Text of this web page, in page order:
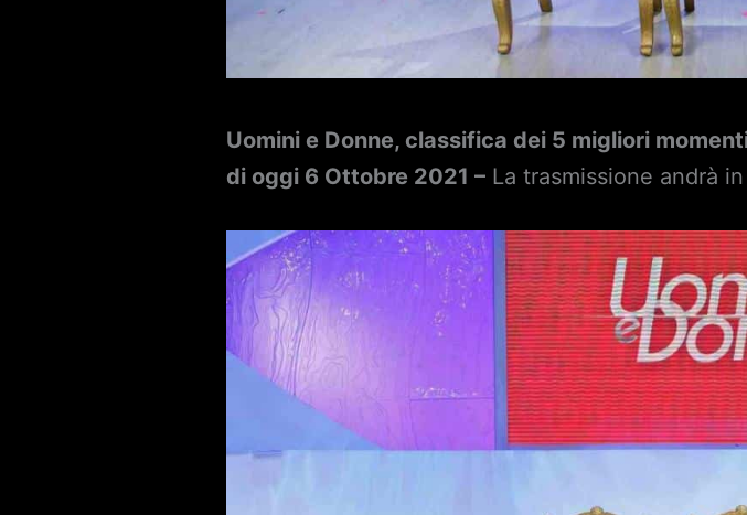
Uomini e Donne, classifica dei 5 migliori
di oggi 6 Ottobre 2021 – La trasmissione andrà